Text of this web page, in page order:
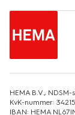
HEMA B.V., NDSM-
KvK-nummer:
IBAN: HEMA